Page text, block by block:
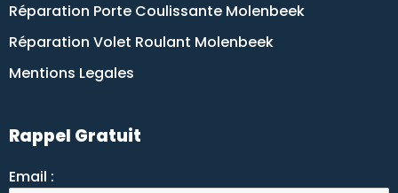
Réparation Porte Coulissante Molenbeek
Réparation Volet Roulant Molenbeek
Mentions Legales
Rappel Gratuit
Email :